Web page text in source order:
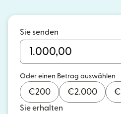
Sie senden
Oder einen Betrag auswählen
€200 €2.000 €
Sie erhalten